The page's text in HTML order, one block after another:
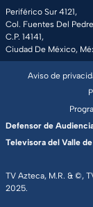
Periférico Sur 4121,
Col. Fuentes Del
C.P. 14141,
Ciudad De México,
TV Azteca, M.R. & ©,
2025.
Aviso de
Defensor de
Televisora del Valle